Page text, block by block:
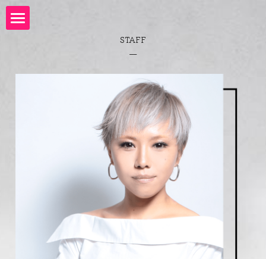
MENU
SCHOOL
STAFF